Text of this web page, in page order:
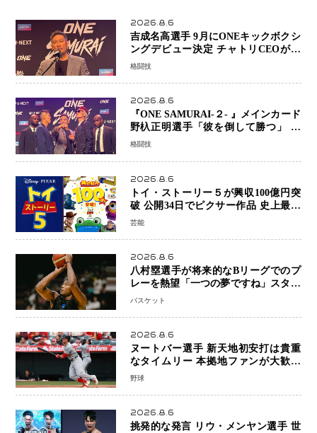
2026.8.6
吉成名高選手 9月にONEキックボクシ
ングデビュー決定 チャトリCEOがサ
プライズ発表 2カ月連続参戦へ
格闘技
2026.8.6
『ONE SAMURAI-２- 』メインカード
野杁正明選手「彼を倒して勝つ」 リ
ウ・メンヤンとの因縁に決着へ 再起
初戦
格闘技
2026.8.6
トイ・ストーリー５が興収100億円突
破 公開34日でピクサー作品 史上最速
日本歴代シリーズ最高更新も目前
芸能
2026.8.6
八村塁選手が将来的なBリーグでのプ
レーを熱望「一つの夢ですね」スター
帰還がリーグ価値を押し上げる可能性
バスケット
2026.8.6
ヌートバー選手 新天地初安打は貴重
なタイムリー 本拠地ファンが大歓声
笑顔で歓喜
野球
2026.8.6
挑発的な発言 リウ・メンヤン選手 世